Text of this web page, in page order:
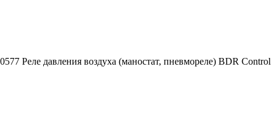
Реле давления воздуха (маностат, пневмореле) BDR Control